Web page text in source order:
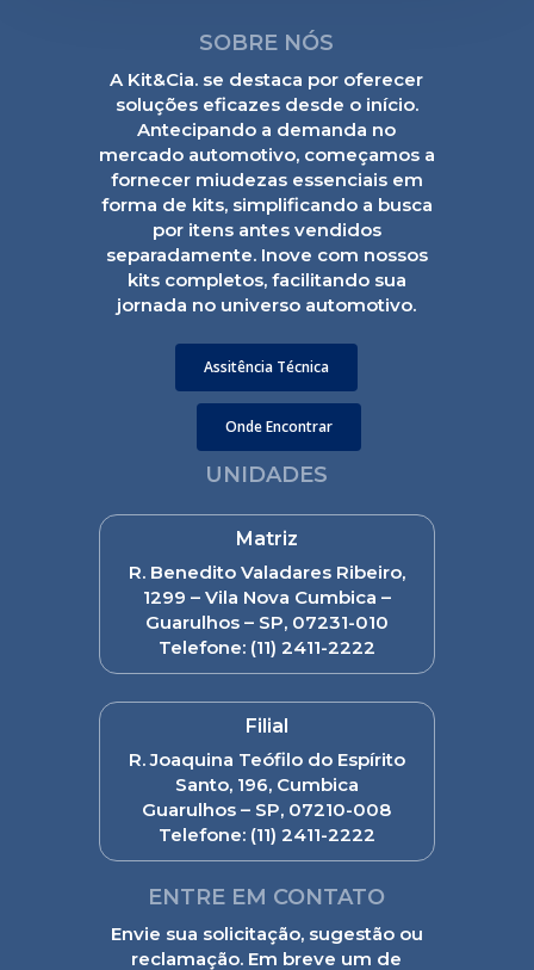
SOBRE NÓS
A Kit&Cia. se destaca por oferecer
soluções eficazes desde o início.
Antecipando a demanda no
mercado automotivo, começamos a
fornecer miudezas essenciais em
forma de kits, simplificando a busca
por itens antes vendidos
separadamente. Inove com nossos
kits completos, facilitando sua
jornada no universo automotivo.
Assitência Técnica
Onde Encontrar
UNIDADES
Matriz
R. Benedito Valadares Ribeiro,
1299 – Vila Nova Cumbica –
Guarulhos – SP, 07231-010
Telefone: (11) 2411-2222
Filial
R. Joaquina Teófilo do Espírito
Santo, 196, Cumbica
Guarulhos – SP, 07210-008
Telefone:(11) 2411-2222
ENTRE EM CONTATO
Envie sua solicitação, sugestão ou
reclamação. Em breve um de